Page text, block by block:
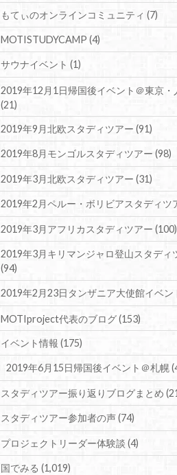
もてぃのオンラインコミュニティ(7)
MOTISTUDYCAMP(4)
サウナイベント(1)
2019年12月1日帰国後イベント＠東京・
(21)
2019年9月北欧スタディツアー(91)
2019年8月モンゴルスタディツアー(98)
2019年3月北欧スタディツアー(31)
2019年2月ペルー・ボリビアスタディツ
2019年3月アフリカスタディツアー(100)
2019年3月キリマンジャロ登山スタディ
(94)
2019年2月23日タンザニア大使館イベ
MOTIproject代表のブログ(153)
イベント情報(175)
2019年6月15日帰国後イベント＠札幌
スタディツアー振り返りブログまとめ
スタディツアー参加者の声(74)
プロジェクトリーダー体験談(4)
国でみる(1,019)